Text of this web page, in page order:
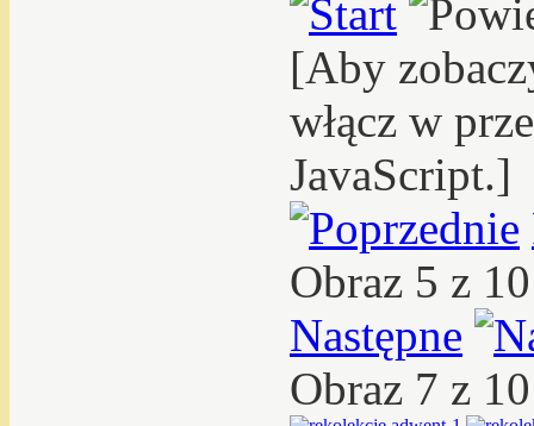
[Aby
włącz w
JavaScript.]
Obraz 5 z
Następne
Obraz 7 z